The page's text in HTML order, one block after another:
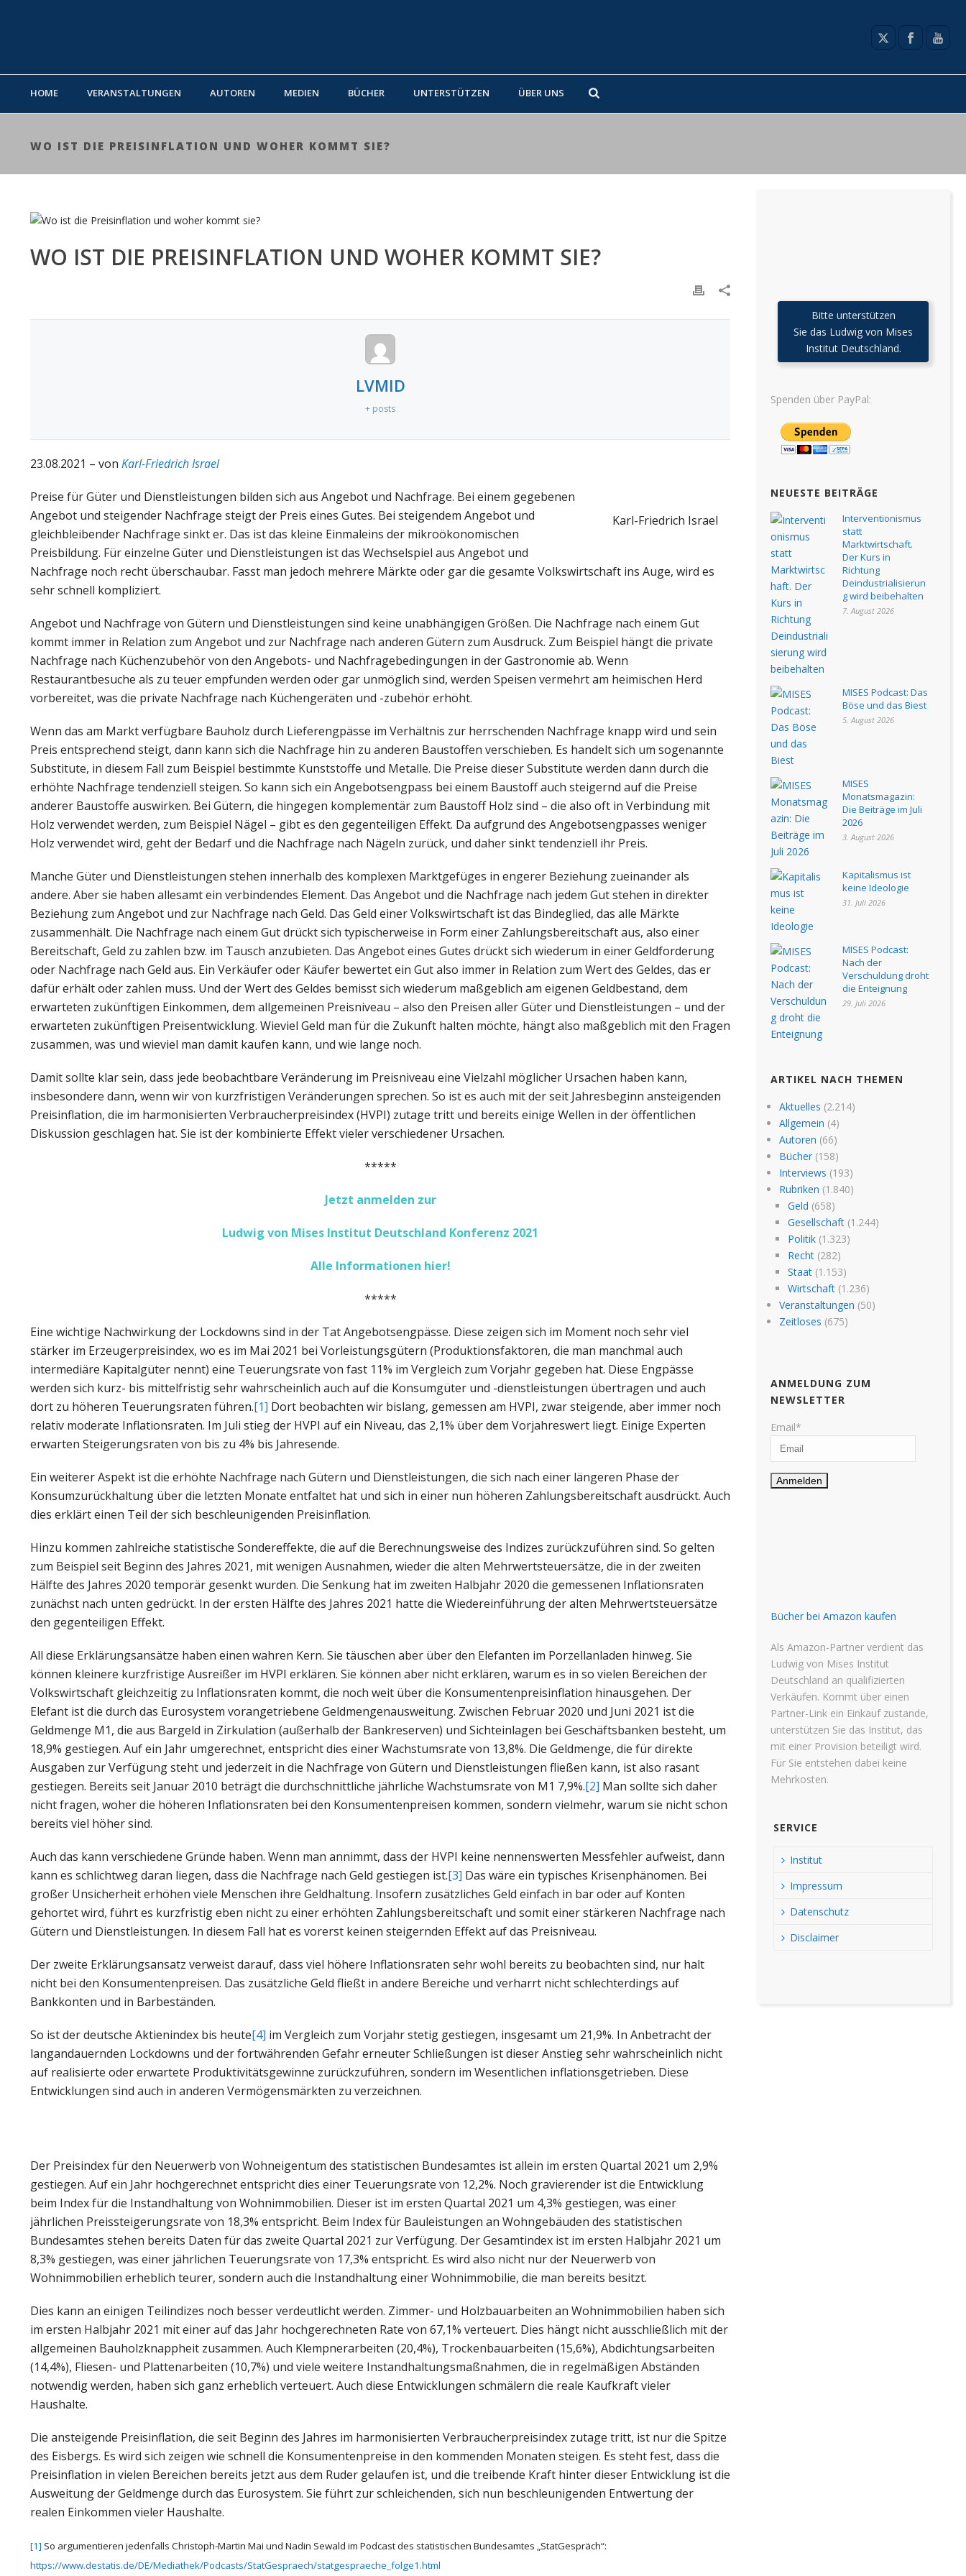
HOME VERANSTALTUNGEN AUTOREN MEDIEN BÜCHER UNTERSTÜTZEN ÜBER UNS
WO IST DIE PREISINFLATION UND WOHER KOMMT SIE?
WO IST DIE PREISINFLATION UND WOHER KOMMT SIE?
LVMID
+ posts
23.08.2021 – von Karl-Friedrich Israel
Karl-Friedrich Israel
Preise für Güter und Dienstleistungen bilden sich aus Angebot und Nachfrage. Bei einem gegebenen
Angebot und steigender Nachfrage steigt der Preis eines Gutes. Bei steigendem Angebot und
gleichbleibender Nachfrage sinkt er. Das ist das kleine Einmaleins der mikroökonomischen
Preisbildung. Für einzelne Güter und Dienstleistungen ist das Wechselspiel aus Angebot und
Nachfrage noch recht überschaubar. Fasst man jedoch mehrere Märkte oder gar die gesamte Volkswirtschaft ins Auge, wird es
sehr schnell kompliziert.
Angebot und Nachfrage von Gütern und Dienstleistungen sind keine unabhängigen Größen. Die Nachfrage nach einem Gut
kommt immer in Relation zum Angebot und zur Nachfrage nach anderen Gütern zum Ausdruck. Zum Beispiel hängt die private
Nachfrage nach Küchenzubehör von den Angebots- und Nachfragebedingungen in der Gastronomie ab. Wenn
Restaurantbesuche als zu teuer empfunden werden oder gar unmöglich sind, werden Speisen vermehrt am heimischen Herd
vorbereitet, was die private Nachfrage nach Küchengeräten und -zubehör erhöht.
Wenn das am Markt verfügbare Bauholz durch Lieferengpässe im Verhältnis zur herrschenden Nachfrage knapp wird und sein
Preis entsprechend steigt, dann kann sich die Nachfrage hin zu anderen Baustoffen verschieben. Es handelt sich um sogenannte
Substitute, in diesem Fall zum Beispiel bestimmte Kunststoffe und Metalle. Die Preise dieser Substitute werden dann durch die
erhöhte Nachfrage tendenziell steigen. So kann sich ein Angebotsengpass bei einem Baustoff auch steigernd auf die Preise
anderer Baustoffe auswirken. Bei Gütern, die hingegen komplementär zum Baustoff Holz sind – die also oft in Verbindung mit
Holz verwendet werden, zum Beispiel Nägel – gibt es den gegenteiligen Effekt. Da aufgrund des Angebotsengpasses weniger
Holz verwendet wird, geht der Bedarf und die Nachfrage nach Nägeln zurück, und daher sinkt tendenziell ihr Preis.
Manche Güter und Dienstleistungen stehen innerhalb des komplexen Marktgefüges in engerer Beziehung zueinander als
andere. Aber sie haben allesamt ein verbindendes Element. Das Angebot und die Nachfrage nach jedem Gut stehen in direkter
Beziehung zum Angebot und zur Nachfrage nach Geld. Das Geld einer Volkswirtschaft ist das Bindeglied, das alle Märkte
zusammenhält. Die Nachfrage nach einem Gut drückt sich typischerweise in Form einer Zahlungsbereitschaft aus, also einer
Bereitschaft, Geld zu zahlen bzw. im Tausch anzubieten. Das Angebot eines Gutes drückt sich wiederum in einer Geldforderung
oder Nachfrage nach Geld aus. Ein Verkäufer oder Käufer bewertet ein Gut also immer in Relation zum Wert des Geldes, das er
dafür erhält oder zahlen muss. Und der Wert des Geldes bemisst sich wiederum maßgeblich am eigenen Geldbestand, dem
erwarteten zukünftigen Einkommen, dem allgemeinen Preisniveau – also den Preisen aller Güter und Dienstleistungen – und der
erwarteten zukünftigen Preisentwicklung. Wieviel Geld man für die Zukunft halten möchte, hängt also maßgeblich mit den Fragen
zusammen, was und wieviel man damit kaufen kann, und wie lange noch.
Damit sollte klar sein, dass jede beobachtbare Veränderung im Preisniveau eine Vielzahl möglicher Ursachen haben kann,
insbesondere dann, wenn wir von kurzfristigen Veränderungen sprechen. So ist es auch mit der seit Jahresbeginn ansteigenden
Preisinflation, die im harmonisierten Verbraucherpreisindex (HVPI) zutage tritt und bereits einige Wellen in der öffentlichen
Diskussion geschlagen hat. Sie ist der kombinierte Effekt vieler verschiedener Ursachen.
*****
Jetzt anmelden zur
Ludwig von Mises Institut Deutschland Konferenz 2021
Alle Informationen hier!
*****
Eine wichtige Nachwirkung der Lockdowns sind in der Tat Angebotsengpässe. Diese zeigen sich im Moment noch sehr viel
stärker im Erzeugerpreisindex, wo es im Mai 2021 bei Vorleistungsgütern (Produktionsfaktoren, die man manchmal auch
intermediäre Kapitalgüter nennt) eine Teuerungsrate von fast 11% im Vergleich zum Vorjahr gegeben hat. Diese Engpässe
werden sich kurz- bis mittelfristig sehr wahrscheinlich auch auf die Konsumgüter und -dienstleistungen übertragen und auch
dort zu höheren Teuerungsraten führen.[1] Dort beobachten wir bislang, gemessen am HVPI, zwar steigende, aber immer noch
relativ moderate Inflationsraten. Im Juli stieg der HVPI auf ein Niveau, das 2,1% über dem Vorjahreswert liegt. Einige Experten
erwarten Steigerungsraten von bis zu 4% bis Jahresende.
Ein weiterer Aspekt ist die erhöhte Nachfrage nach Gütern und Dienstleistungen, die sich nach einer längeren Phase der
Konsumzurückhaltung über die letzten Monate entfaltet hat und sich in einer nun höheren Zahlungsbereitschaft ausdrückt. Auch
dies erklärt einen Teil der sich beschleunigenden Preisinflation.
Hinzu kommen zahlreiche statistische Sondereffekte, die auf die Berechnungsweise des Indizes zurückzuführen sind. So gelten
zum Beispiel seit Beginn des Jahres 2021, mit wenigen Ausnahmen, wieder die alten Mehrwertsteuersätze, die in der zweiten
Hälfte des Jahres 2020 temporär gesenkt wurden. Die Senkung hat im zweiten Halbjahr 2020 die gemessenen Inflationsraten
zunächst nach unten gedrückt. In der ersten Hälfte des Jahres 2021 hatte die Wiedereinführung der alten Mehrwertsteuersätze
den gegenteiligen Effekt.
All diese Erklärungsansätze haben einen wahren Kern. Sie täuschen aber über den Elefanten im Porzellanladen hinweg. Sie
können kleinere kurzfristige Ausreißer im HVPI erklären. Sie können aber nicht erklären, warum es in so vielen Bereichen der
Volkswirtschaft gleichzeitig zu Inflationsraten kommt, die noch weit über die Konsumentenpreisinflation hinausgehen. Der
Elefant ist die durch das Eurosystem vorangetriebene Geldmengenausweitung. Zwischen Februar 2020 und Juni 2021 ist die
Geldmenge M1, die aus Bargeld in Zirkulation (außerhalb der Bankreserven) und Sichteinlagen bei Geschäftsbanken besteht, um
18,9% gestiegen. Auf ein Jahr umgerechnet, entspricht dies einer Wachstumsrate von 13,8%. Die Geldmenge, die für direkte
Ausgaben zur Verfügung steht und jederzeit in die Nachfrage von Gütern und Dienstleistungen fließen kann, ist also rasant
gestiegen. Bereits seit Januar 2010 beträgt die durchschnittliche jährliche Wachstumsrate von M1 7,9%.[2] Man sollte sich daher
nicht fragen, woher die höheren Inflationsraten bei den Konsumentenpreisen kommen, sondern vielmehr, warum sie nicht schon
bereits viel höher sind.
Auch das kann verschiedene Gründe haben. Wenn man annimmt, dass der HVPI keine nennenswerten Messfehler aufweist, dann
kann es schlichtweg daran liegen, dass die Nachfrage nach Geld gestiegen ist.[3] Das wäre ein typisches Krisenphänomen. Bei
großer Unsicherheit erhöhen viele Menschen ihre Geldhaltung. Insofern zusätzliches Geld einfach in bar oder auf Konten
gehortet wird, führt es kurzfristig eben nicht zu einer erhöhten Zahlungsbereitschaft und somit einer stärkeren Nachfrage nach
Gütern und Dienstleistungen. In diesem Fall hat es vorerst keinen steigernden Effekt auf das Preisniveau.
Der zweite Erklärungsansatz verweist darauf, dass viel höhere Inflationsraten sehr wohl bereits zu beobachten sind, nur halt
nicht bei den Konsumentenpreisen. Das zusätzliche Geld fließt in andere Bereiche und verharrt nicht schlechterdings auf
Bankkonten und in Barbeständen.
So ist der deutsche Aktienindex bis heute[4] im Vergleich zum Vorjahr stetig gestiegen, insgesamt um 21,9%. In Anbetracht der
langandauernden Lockdowns und der fortwährenden Gefahr erneuter Schließungen ist dieser Anstieg sehr wahrscheinlich nicht
auf realisierte oder erwartete Produktivitätsgewinne zurückzuführen, sondern im Wesentlichen inflationsgetrieben. Diese
Entwicklungen sind auch in anderen Vermögensmärkten zu verzeichnen.
Der Preisindex für den Neuerwerb von Wohneigentum des statistischen Bundesamtes ist allein im ersten Quartal 2021 um 2,9%
gestiegen. Auf ein Jahr hochgerechnet entspricht dies einer Teuerungsrate von 12,2%. Noch gravierender ist die Entwicklung
beim Index für die Instandhaltung von Wohnimmobilien. Dieser ist im ersten Quartal 2021 um 4,3% gestiegen, was einer
jährlichen Preissteigerungsrate von 18,3% entspricht. Beim Index für Bauleistungen an Wohngebäuden des statistischen
Bundesamtes stehen bereits Daten für das zweite Quartal 2021 zur Verfügung. Der Gesamtindex ist im ersten Halbjahr 2021 um
8,3% gestiegen, was einer jährlichen Teuerungsrate von 17,3% entspricht. Es wird also nicht nur der Neuerwerb von
Wohnimmobilien erheblich teurer, sondern auch die Instandhaltung einer Wohnimmobilie, die man bereits besitzt.
Dies kann an einigen Teilindizes noch besser verdeutlicht werden. Zimmer- und Holzbauarbeiten an Wohnimmobilien haben sich
im ersten Halbjahr 2021 mit einer auf das Jahr hochgerechneten Rate von 67,1% verteuert. Dies hängt nicht ausschließlich mit der
allgemeinen Bauholzknappheit zusammen. Auch Klempnerarbeiten (20,4%), Trockenbauarbeiten (15,6%), Abdichtungsarbeiten
(14,4%), Fliesen- und Plattenarbeiten (10,7%) und viele weitere Instandhaltungsmaßnahmen, die in regelmäßigen Abständen
notwendig werden, haben sich ganz erheblich verteuert. Auch diese Entwicklungen schmälern die reale Kaufkraft vieler
Haushalte.
Die ansteigende Preisinflation, die seit Beginn des Jahres im harmonisierten Verbraucherpreisindex zutage tritt, ist nur die Spitze
des Eisbergs. Es wird sich zeigen wie schnell die Konsumentenpreise in den kommenden Monaten steigen. Es steht fest, dass die
Preisinflation in vielen Bereichen bereits jetzt aus dem Ruder gelaufen ist, und die treibende Kraft hinter dieser Entwicklung ist die
Ausweitung der Geldmenge durch das Eurosystem. Sie führt zur schleichenden, sich nun beschleunigenden Entwertung der
realen Einkommen vieler Haushalte.
[1] So argumentieren jedenfalls Christoph-Martin Mai und Nadin Sewald im Podcast des statistischen Bundesamtes „StatGespräch“:
https://www.destatis.de/DE/Mediathek/Podcasts/StatGespraech/statgespraeche_folge1.html
Bitte unterstützen
Sie das Ludwig von Mises
Institut Deutschland.
Spenden über PayPal:
NEUESTE BEITRÄGE
Interventionismus
statt
Marktwirtschaft.
Der Kurs in
Richtung
Deindustrialisierun
g wird beibehalten
7. August 2026
MISES Podcast: Das
Böse und das Biest
5. August 2026
MISES
Monatsmagazin:
Die Beiträge im Juli
2026
3. August 2026
Kapitalismus ist
keine Ideologie
31. Juli 2026
MISES Podcast:
Nach der
Verschuldung droht
die Enteignung
29. Juli 2026
ARTIKEL NACH THEMEN
Aktuelles (2.214)
Allgemein (4)
Autoren (66)
Bücher(158)
Interviews (193)
Rubriken (1.840)
Geld (658)
Gesellschaft(1.244)
Politik(1.323)
Recht(282)
Staat(1.153)
Wirtschaft(1.236)
Veranstaltungen (50)
Zeitloses (675)
ANMELDUNG ZUM
NEWSLETTER
Email*
Bücher bei Amazon kaufen
Als Amazon-Partner verdient das
Ludwig von Mises Institut
Deutschland an qualifizierten
Verkäufen. Kommt über einen
Partner-Link ein Einkauf zustande,
unterstützen Sie das Institut, das
mit einer Provision beteiligt wird.
Für Sie entstehen dabei keine
Mehrkosten.
SERVICE
Institut
Impressum
Datenschutz
Disclaimer